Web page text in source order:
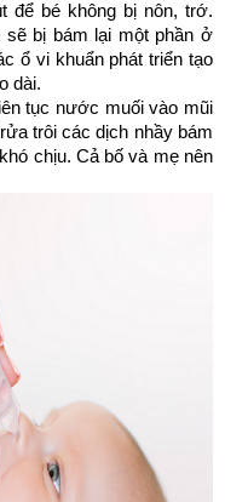
để bé không bị nôn, trớ.
bị bám lại một phần ở
ổ vi khuẩn phát triển tạo
dài.
tục nước muối vào mũi
trôi các dịch nhầy bám
chịu. Cả bố và mẹ nên